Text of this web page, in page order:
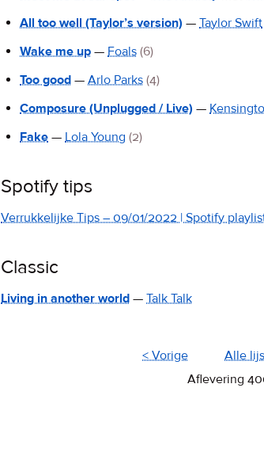
All too well (Taylor’s version) — Taylor Swift
Wake me up — Foals (6)
Too good — Arlo Parks (4)
Composure (Unplugged / Live) —
Fake — Lola Young (2)
Spotify tips
Verrukkelijke Tips – 09/01/2022 | Spotify
Classic
Living in another world — Talk Talk
< Vorige Alle
Aflevering